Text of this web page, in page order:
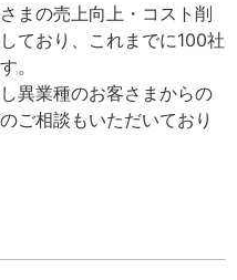
まの売上向上・コスト削
ており、これまでに100社
。
異業種のお客さまからの
ご相談もいただいており